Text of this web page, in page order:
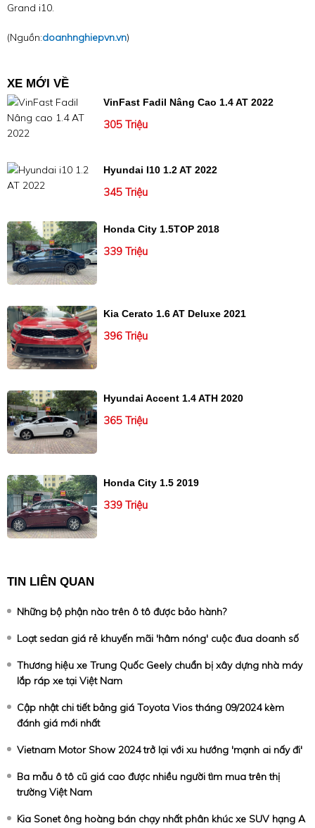
Grand i10.
(Nguồn:doanhnghiepvn.vn)
XE MỚI VỀ
VinFast Fadil Nâng Cao 1.4 AT 2022
305 Triệu
Hyundai I10 1.2 AT 2022
345 Triệu
Honda City 1.5TOP 2018
339 Triệu
Kia Cerato 1.6 AT Deluxe 2021
396 Triệu
Hyundai Accent 1.4 ATH 2020
365 Triệu
Honda City 1.5 2019
339 Triệu
TIN LIÊN QUAN
Những bộ phận nào trên ô tô được bảo hành?
Loạt sedan giá rẻ khuyến mãi 'hâm nóng' cuộc đua doanh số
Thương hiệu xe Trung Quốc Geely chuẩn bị xây dựng nhà máy
lắp ráp xe tại Việt Nam
Cập nhật chi tiết bảng giá Toyota Vios tháng 09/2024 kèm
đánh giá mới nhất
Vietnam Motor Show 2024 trở lại với xu hướng 'mạnh ai nấy đi'
Ba mẫu ô tô cũ giá cao được nhiều người tìm mua trên thị
trường Việt Nam
Kia Sonet ông hoàng bán chạy nhất phân khúc xe SUV hạng A